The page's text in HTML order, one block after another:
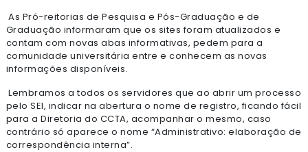
As Pró-reitorias de Pesquisa e Pós-Graduação e de
Graduação informaram que os sites foram atualizados e
contam com novas abas informativas, pedem para a
comunidade universitária entre e conhecem as novas
informações disponíveis.
Lembramos a todos os servidores que ao abrir um processo
pelo SEI, indicar na abertura o nome de registro, ficando fácil
para a Diretoria do CCTA, acompanhar o mesmo, caso
contrário só aparece o nome “Administrativo: elaboração de
correspondência interna”.